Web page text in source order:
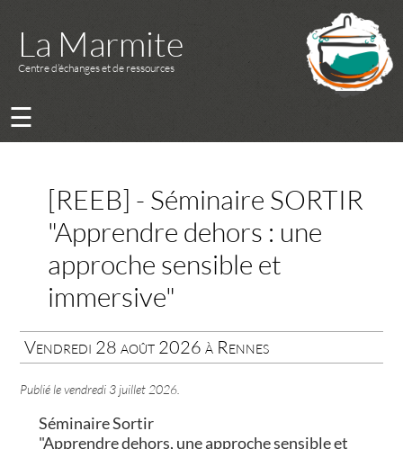
La Marmite
Centre d’échanges et de ressources
☰
[REEB] - Séminaire SORTIR
"Apprendre dehors : une
approche sensible et
immersive"
Vendredi 28 août 2026 à Rennes
Publié levendredi 3 juillet 2026
Séminaire Sortir
"Apprendre dehors, une approche sensible et